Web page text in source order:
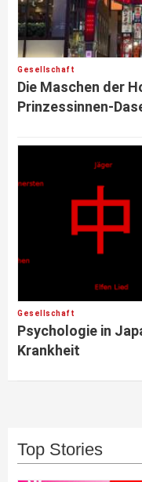
Gesellschaft
Die Maschen der
Prinzessinnen-
Gesellschaft
Psychologie in
Krankheit
Top Stories